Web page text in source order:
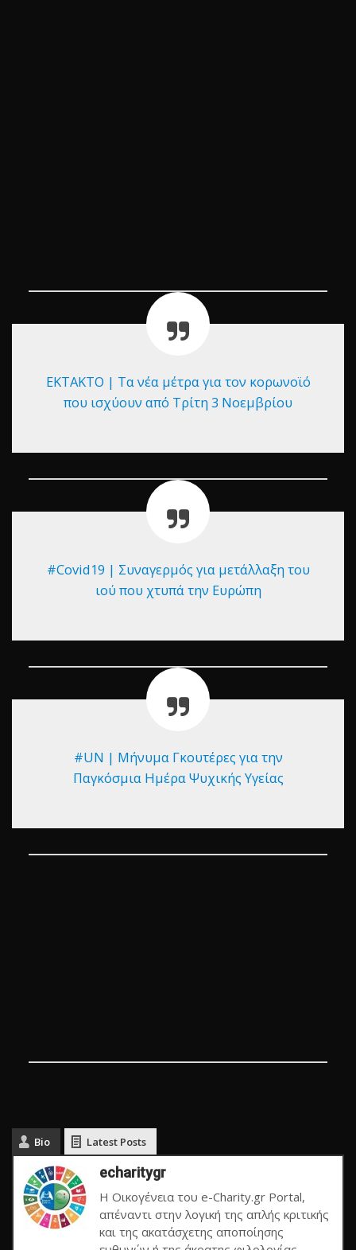
ΕΚΤΑΚΤΟ | Τα νέα μέτρα για τον κορωνοϊό
που ισχύουν από Τρίτη 3 Νοεμβρίου
#Covid19 | Συναγερμός για μετάλλαξη του
ιού που χτυπά την Ευρώπη
#UN | Μήνυμα Γκουτέρες για την
Παγκόσμια Ημέρα Ψυχικής Υγείας
Bio Latest Posts
echaritygr
Η Οικογένεια του e-Charity.gr Portal,
απέναντι στην λογική της απλής κριτικής
και της ακατάσχετης αποποίησης